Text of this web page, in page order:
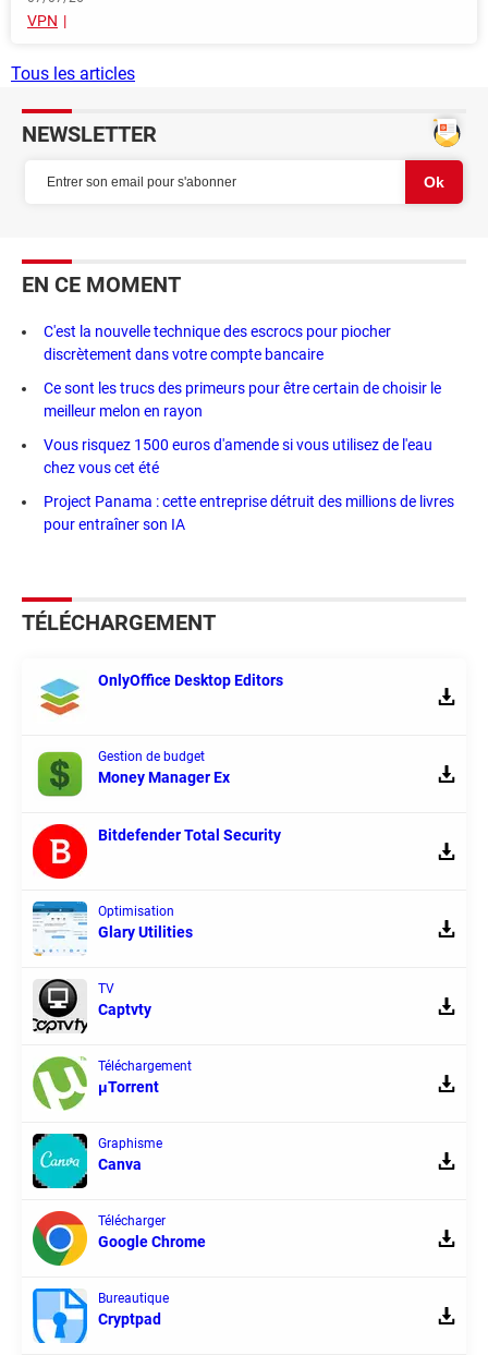
VPN
Tous les articles
NEWSLETTER
EN CE MOMENT
C'est la nouvelle technique des escrocs pour piocher
discrètement dans votre compte bancaire
Ce sont les trucs des primeurs pour être certain de choisir le
meilleur melon en rayon
Vous risquez 1500 euros d'amende si vous utilisez de l'eau
chez vous cet été
Project Panama : cette entreprise détruit des millions de livres
pour entraîner son IA
TÉLÉCHARGEMENT
OnlyOffice Desktop Editors
Gestion de budget
Money Manager Ex
Bitdefender Total Security
Optimisation
Glary Utilities
TV
Captvty
Téléchargement
μTorrent
Graphisme
Canva
Télécharger
Google Chrome
Bureautique
Cryptpad